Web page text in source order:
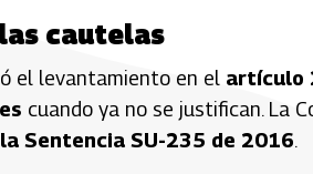
cautelas
el levantamiento en el artículo
cuando ya no se justifican. La
Sentencia SU-235 de 2016.